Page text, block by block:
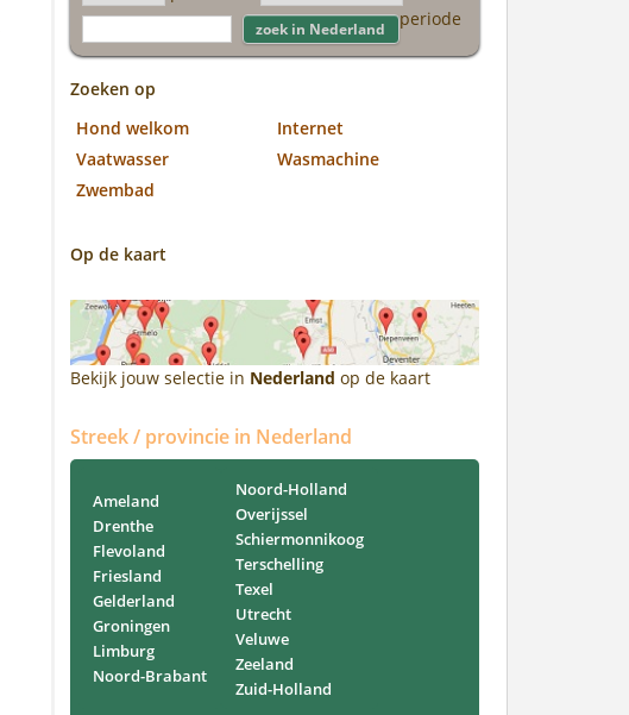
periode
Zoeken op
Hond welkom
Internet
Vaatwasser
Wasmachine
Zwembad
Op de kaart
Bekijk jouw selectie in Nederland op de kaart
Streek / provincie in Nederland
Ameland
Drenthe
Flevoland
Friesland
Gelderland
Groningen
Limburg
Noord-Brabant
Noord-Holland
Overijssel
Schiermonnikoog
Terschelling
Texel
Utrecht
Veluwe
Zeeland
Zuid-Holland